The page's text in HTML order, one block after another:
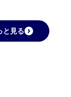
と見る